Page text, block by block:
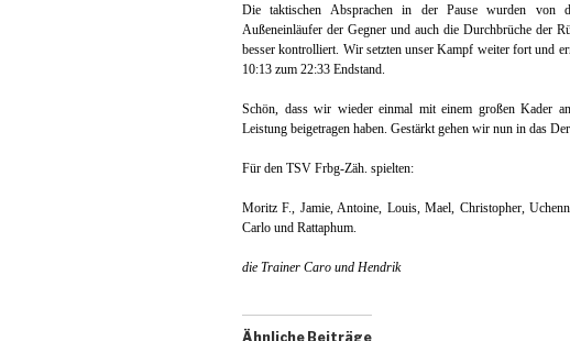
Die taktischen Absprachen in der Pause wurden von
Außeneinläufer der Gegner und auch die Durchbrüche der
besser kontrolliert. Wir setzten unser Kampf weiter fort und
10:13 zum 22:33 Endstand.
Schön, dass wir wieder einmal mit einem großen Kader
Leistung beigetragen haben. Gestärkt gehen wir nun in das
Für den TSV Frbg-Zäh. spielten:
Moritz F., Jamie, Antoine, Louis, Mael, Christopher,
Carlo und Rattaphum.
die Trainer Caro und Hendrik
Ähnliche Beiträge